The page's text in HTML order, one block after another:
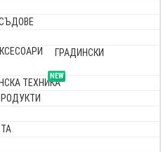
ГРАДИНСКИ
NEW
ТЕХНИКА